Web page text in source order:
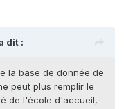
dit :
la base de donnée de
peut plus remplir le
de l'école d'accueil,